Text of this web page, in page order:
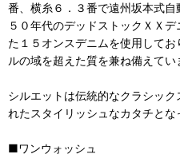
番、横糸６．３番で遠州坂本式
５０年代のデッドストックＸＸ
た１５オンスデニムを使用して
ルの域を超えた質を兼ね備えてい
シルエットは伝統的なクラシッ
れたスタイリッシュなカタチとな
■ワンウォッシュ